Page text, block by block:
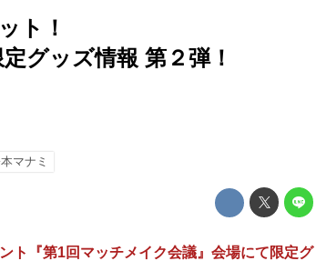
ト！
グッズ情報 第２弾！
マナミ
ト『第1回マッチメイク会議』会場にて限定グ